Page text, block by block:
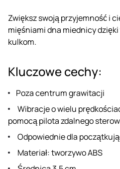
Zwiększ swoją przyjemność i
mięśniami dna miednicy
kulkom.
Kluczowe cechy:
Poza centrum grawitacji
Wibracje o wielu
pomocą pilota zdalnego
Odpowiednie dla
Materiał: tworzywo ABS